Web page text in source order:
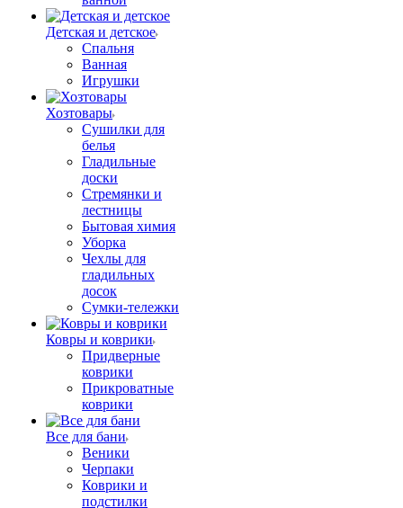
Детская и детское
Спальня
Ванная
Игрушки
Хозтовары
Сушилки для
белья
Гладильные
доски
Стремянки и
лестницы
Бытовая химия
Уборка
Чехлы для
гладильных
досок
Сумки-тележки
Ковры и коврики
Придверные
коврики
Прикроватные
коврики
Все для бани
Веники
Черпаки
Коврики и
подстилки